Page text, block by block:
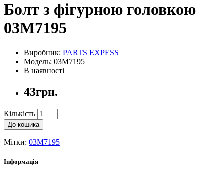
Болт з фігурною головкою
03M7195
Виробник: PARTS EXPESS
Модель: 03M7195
В наявності
43грн.
Кількість
До кошика
Мітки: 03M7195
Інформація